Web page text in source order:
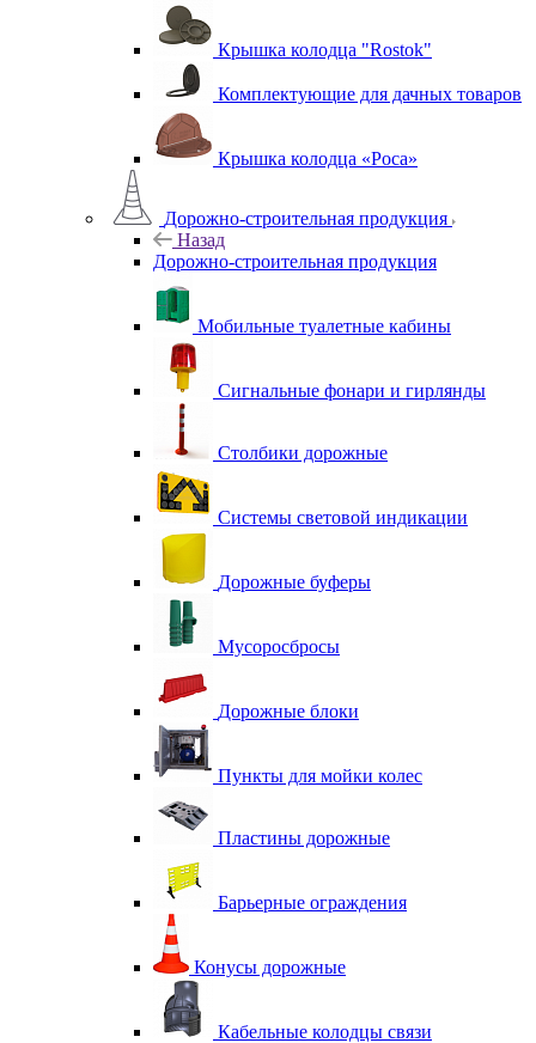
Крышка колодца "Rostok"
Комплектующие для дачных товаров
Крышка колодца «Роса»
Дорожно-строительная продукция
Назад
Дорожно-строительная продукция
Мобильные туалетные кабины
Сигнальные фонари и гирлянды
Столбики дорожные
Системы световой индикации
Дорожные буферы
Мусоросбросы
Дорожные блоки
Пункты для мойки колес
Пластины дорожные
Барьерные ограждения
Конусы дорожные
Кабельные колодцы связи